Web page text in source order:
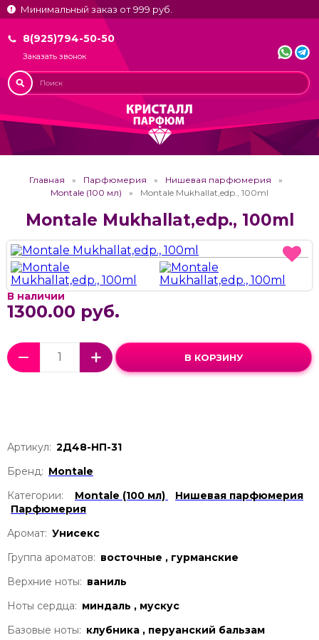
Минимальный заказ от 999 руб.
8(925)794-50-50
Заказать звонок
Главная Парфюмерия
Нишевая парфюмерия
Montale (100 мл)
Montale Mukhallat,edp., 100ml
Montale Mukhallat,edp., 100ml
В наличии
1300.00 руб.
В КОРЗИНУ
Артикул: 2Д48-НП-31
Бренд: Montale
Категории:
Montale (100 мл)
Нишевая парфюмерия
Парфюмерия
Аромат: Унисекс
Группа ароматов: восточные , гурманские
Верхние ноты: ваниль
Ноты сердца: миндаль , мускус
Базовые ноты: клубника , перуанский бальзам